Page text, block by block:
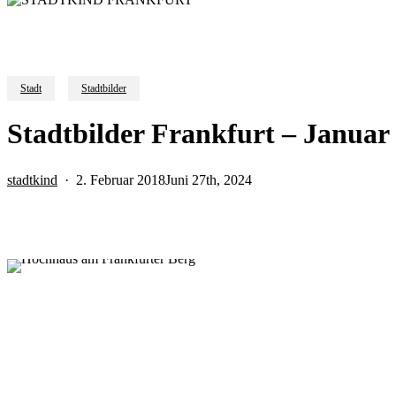
Stadt Stadtbilder
Stadtbilder Frankfurt – Januar
stadtkind 2. Februar 2018Juni 27th, 2024